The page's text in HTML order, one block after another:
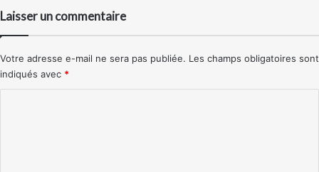
Laisser un commentaire
Votre adresse e-mail ne sera pas publiée. Les champs obligatoires sont
indiqués avec *